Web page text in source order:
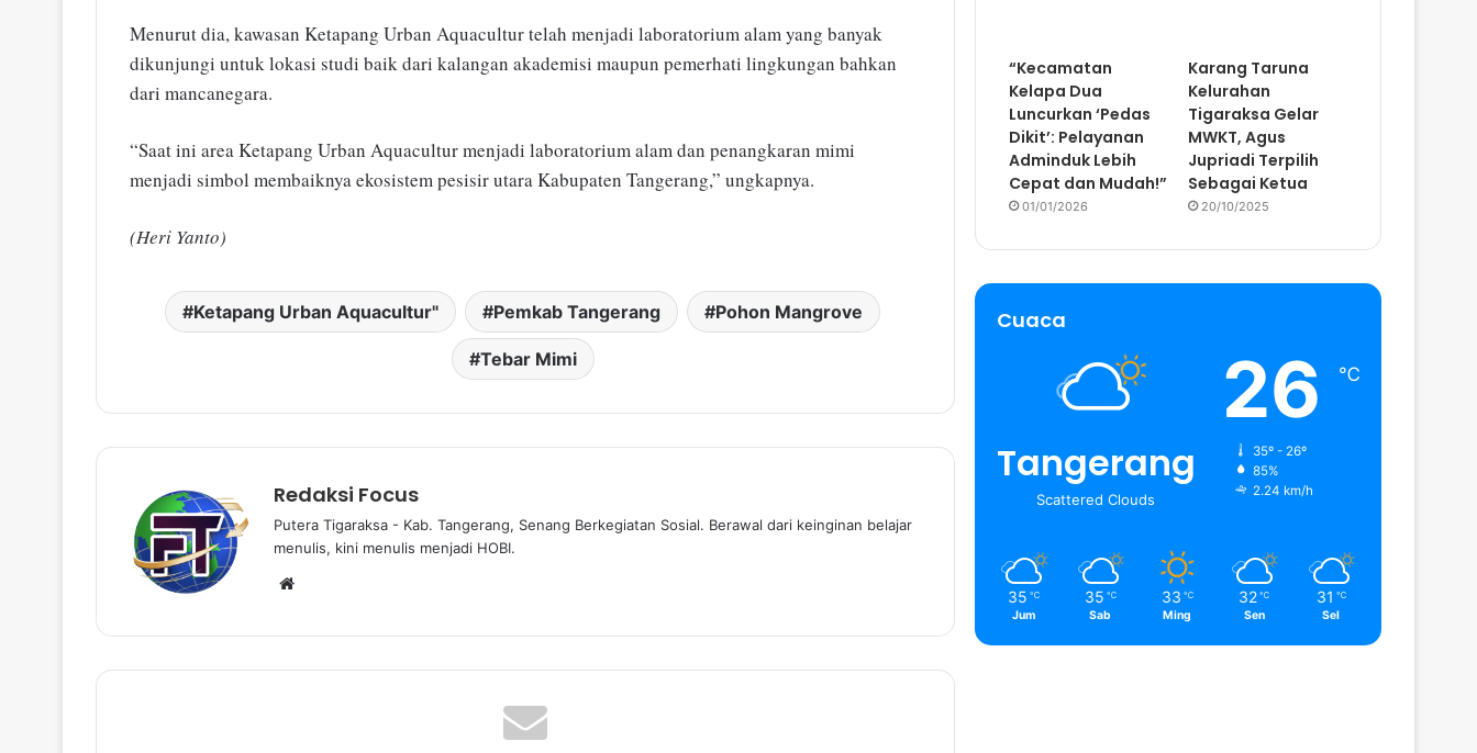
Menurut dia, kawasan Ketapang Urban Aquacultur telah menjadi laboratorium alam yang banyak
dikunjungi untuk lokasi studi baik dari kalangan akademisi maupun pemerhati lingkungan bahkan
dari mancanegara.
“Saat ini area Ketapang Urban Aquacultur menjadi laboratorium alam dan penangkaran mimi
menjadi simbol membaiknya ekosistem pesisir utara Kabupaten Tangerang,” ungkapnya.
(Heri Yanto)
Ketapang Urban Aquacultur" Pemkab Tangerang Pohon Mangrove
Tebar Mimi
Redaksi Focus
Putera Tigaraksa - Kab. Tangerang, Senang Berkegiatan Sosial. Berawal dari keinginan belajar
menulis, kini menulis menjadi HOBI.
b
“Kecamatan
Kelapa Dua
Luncurkan ‘Pedas
Dikit’: Pelayanan
Adminduk Lebih
Cepat dan Mudah!”
01/01/2026
Karang Taruna
Kelurahan
Tigaraksa Gelar
MWKT, Agus
Jupriadi Terpilih
Sebagai Ketua
20/10/2025
Cuaca
Tangerang
Scattered Clouds
26 ℃
35º - 26º
85%
2.24 km/h
35 ℃
Jum
35 ℃
Sab
33 ℃
Ming
32 ℃
Sen
31 ℃
Sel